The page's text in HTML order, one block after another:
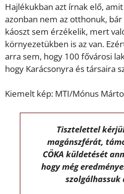
Hajlékukban azt írnak elő,
azonban nem az otthonuk,
káoszt sem érzékelik, mert
környezetükben is az van.
arra sem, hogy 100 fővárosi
hogy Karácsonyra és társaira
Kiemelt kép: MTI/Mónus
Tisztelettel
magánszférát,
CÖKA küldetését
hogy még
szolgálhassuk